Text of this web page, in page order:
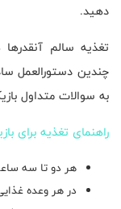
دهید.
تغذیه سالم
چندین دستورالعمل
به سوالات متداول
راهنمای تغذیه برای
هر دو تا سه
در هر وعده